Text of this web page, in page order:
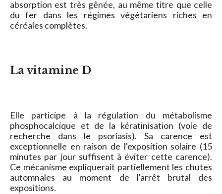
absorption est très gênée, au même titre que celle
du fer dans les régimes végétariens riches en
céréales complètes.
La vitamine D
Elle participe à la régulation du métabolisme
phosphocalcique et de la kératinisation (voie de
recherche dans le psoriasis). Sa carence est
exceptionnelle en raison de l'exposition solaire (15
minutes par jour suffisent à éviter cette carence).
Ce mécanisme expliquerait partiellement les chutes
automnales au moment de l'arrêt brutal des
expositions.